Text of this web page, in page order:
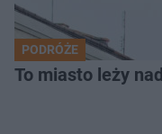
PODRÓŻE
To miasto leży